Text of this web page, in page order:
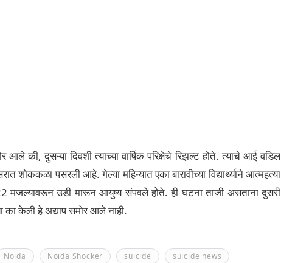
की, दुसऱ्या दिवशी त्याच्या वार्षिक परिक्षेचे रिझल्ट होते. त्याचे आई वडिल
शोककळा पसरली आहे. गेल्या महिन्यात एका बारावीच्या विद्यार्थ्याने आत्महत्या
मजल्यावरून उडी मारून आयुष्य संपवले होते. ही घटना ताजी असताना दुसरी
केली हे अद्याप समोर आले नाही.
Noida Noida Shocker suicide suicide news